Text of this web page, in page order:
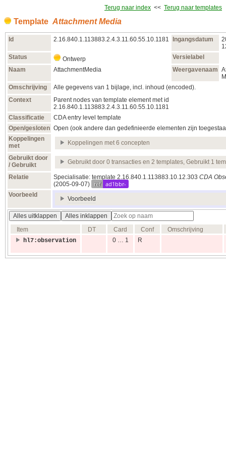
Terug naar index << Terug naar templates
Template Attachment Media
Id 2.16.840.1.113883.2.4.3.11.60.55.10.1181 Ingangsdatum
Status
Ontwerp
Versielabel
Naam
AttachmentMedia Weergavenaam
Omschrijving
Alle gegevens van 1 bijlage, incl. inhoud (encoded).
Context
Parent nodes van template element met id
2.16.840.1.113883.2.4.3.11.60.55.10.1181
Classificatie
CDA entry level template
Open/gesloten Open (ook andere dan gedefinieerde elementen zijn
Koppelingen
met
Koppelingen met 6 concepten
Gebruikt door
/ Gebruikt
Gebruikt door 0 transacties en 2 templates, Gebruikt 1
Relatie Specialisatie: template 2.16.840.1.113883.10.12.303 CDA
(2005‑09‑07)
ref ad1bbr-
Voorbeeld
Voorbeeld
Alles uitklappen
Alles inklappen
Item
DT Card Conf
Omschrijving
hl7:observation
0 … 1 R